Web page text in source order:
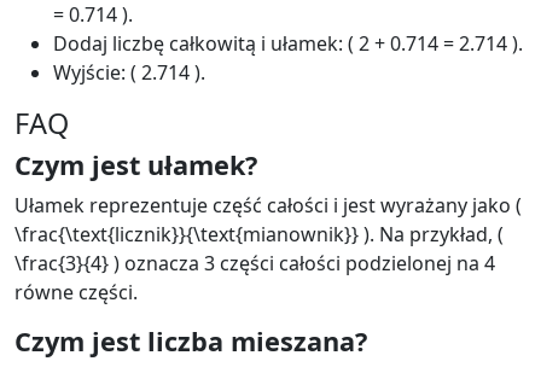
= 0.714 ).
Dodaj liczbę całkowitą i ułamek: ( 2 + 0.714 = 2.714 ).
Wyjście: ( 2.714 ).
FAQ
Czym jest ułamek?
Ułamek reprezentuje część całości i jest wyrażany jako (
\frac{\text{licznik}}{\text{mianownik}} ). Na przykład, (
\frac{3}{4} ) oznacza 3 części całości podzielonej na 4
równe części.
Czym jest liczba mieszana?